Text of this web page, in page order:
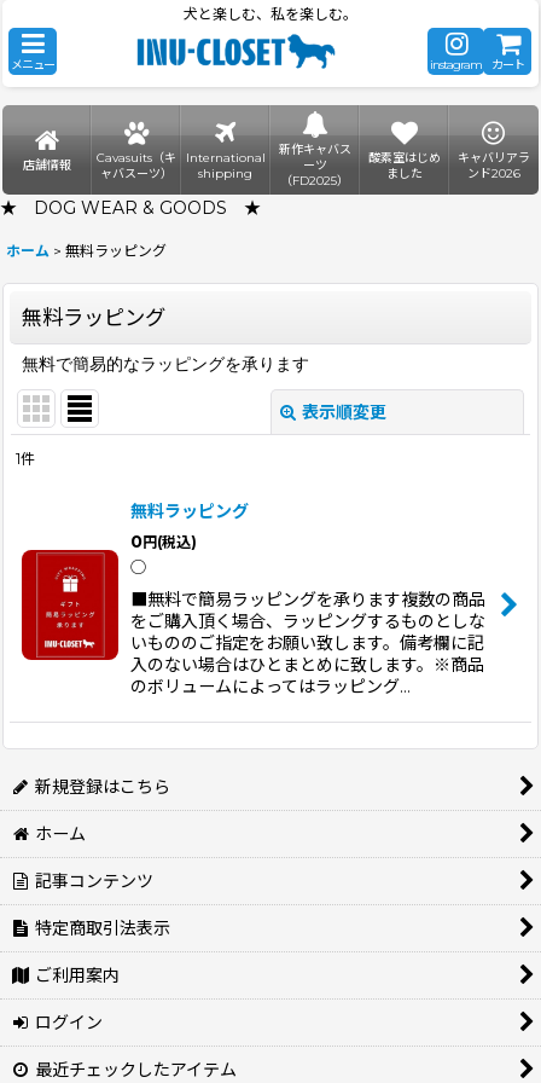
犬と楽しむ、私を楽しむ。
メニュー instagram カート
店舗情報
Cavasuits（キ
ャバスーツ）
International
shipping
新作キャバス
ーツ
（FD2025）
酸素室はじめ
ました
キャバリアラ
ンド2026
★ DOG WEAR & GOODS ★
ホーム > 無料ラッピング
無料ラッピング
無料で簡易的なラッピングを承ります
表示順変更
並び順:
絞り込む
1件
無料ラッピング
0円 (税込)
◯
■無料で簡易ラッピングを承ります複数の商品
をご購入頂く場合、ラッピングするものとしな
いもののご指定をお願い致します。備考欄に記
入のない場合はひとまとめに致します。※商品
のボリュームによってはラッピング…
新規登録はこちら
ホーム
記事コンテンツ
特定商取引法表示
ご利用案内
ログイン
最近チェックしたアイテム